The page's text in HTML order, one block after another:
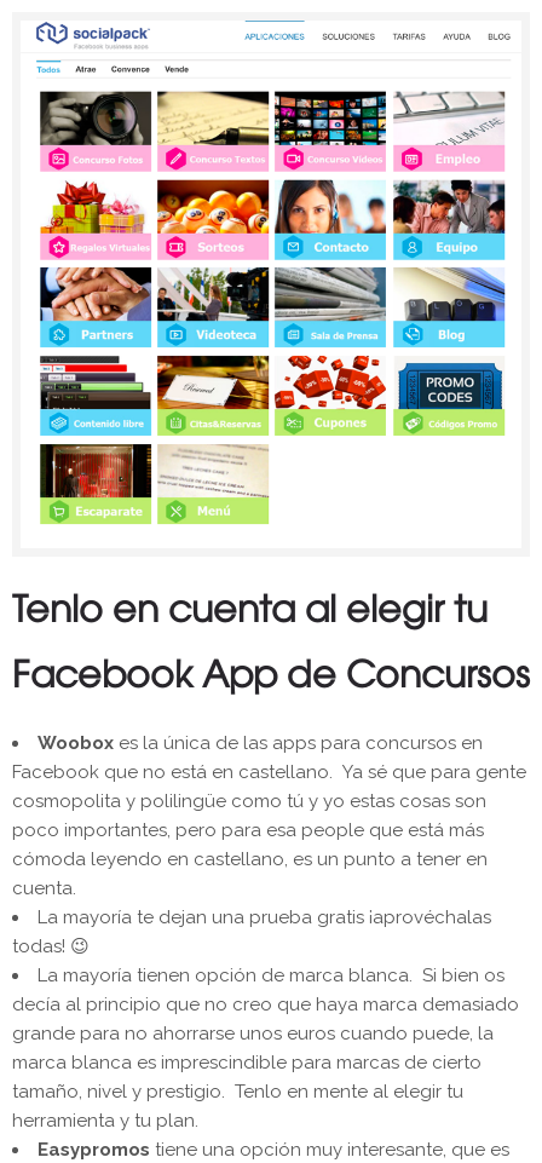
Tenlo en cuenta al elegir tu
Facebook App de Concursos
Woobox es la única de las apps para concursos en
Facebook que no está en castellano. Ya sé que para gente
cosmopolita y polilingüe como tú y yo estas cosas son
poco importantes, pero para esa people que está más
cómoda leyendo en castellano, es un punto a tener en
cuenta.
La mayoría te dejan una prueba gratis ¡aprovéchalas
todas! 😉
La mayoría tienen opción de marca blanca. Si bien os
decía al principio que no creo que haya marca demasiado
grande para no ahorrarse unos euros cuando puede, la
marca blanca es imprescindible para marcas de cierto
tamaño, nivel y prestigio. Tenlo en mente al elegir tu
herramienta y tu plan.
Easypromos tiene una opción muy interesante, que es